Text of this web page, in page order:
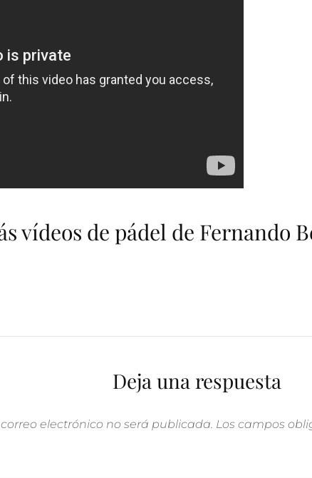
vídeos de pádel de Fernando
Deja una respuesta
electrónico no será publicada. Los campos